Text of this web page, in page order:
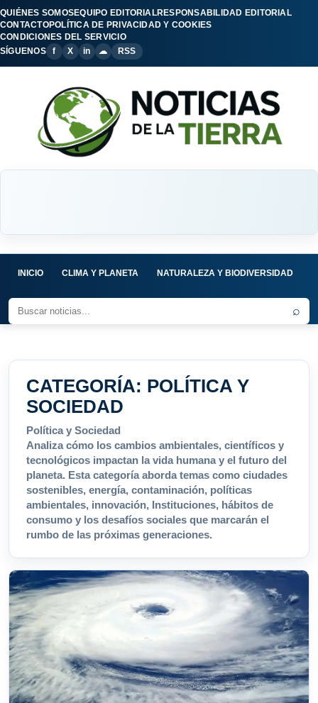
QUIÉNES SOMOSEQUIPO EDITORIALRESPONSABILIDAD EDITORIAL
CONTACTOPOLÍTICA DE PRIVACIDAD Y COOKIES
CONDICIONES DEL SERVICIO
SÍGUENOS
f X in ☁ RSS
INICIO CLIMA Y PLANETA NATURALEZA Y BIODIVERSIDAD
⌕
CATEGORÍA: POLÍTICA Y
SOCIEDAD
Política y Sociedad
Analiza cómo los cambios ambientales, científicos y
tecnológicos impactan la vida humana y el futuro del
planeta. Esta categoría aborda temas como ciudades
sostenibles, energía, contaminación, políticas
ambientales, innovación, Instituciones, hábitos de
consumo y los desafíos sociales que marcarán el
rumbo de las próximas generaciones.